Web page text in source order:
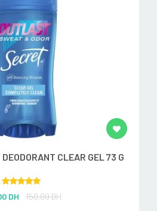
CLEAR GEL 73 G
out of 5
DH 150.00 DH